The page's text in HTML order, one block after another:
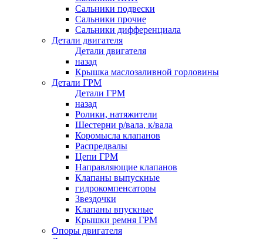
Сальники подвески
Сальники прочие
Сальники дифференциала
Детали двигателя
Детали двигателя
назад
Крышка маслозаливной горловины
Детали ГРМ
Детали ГРМ
назад
Ролики, натяжители
Шестерни р/вала, к/вала
Коромысла клапанов
Распредвалы
Цепи ГРМ
Направляющие клапанов
Клапаны выпускные
гидрокомпенсаторы
Звездочки
Клапаны впускные
Крышки ремня ГРМ
Опоры двигателя